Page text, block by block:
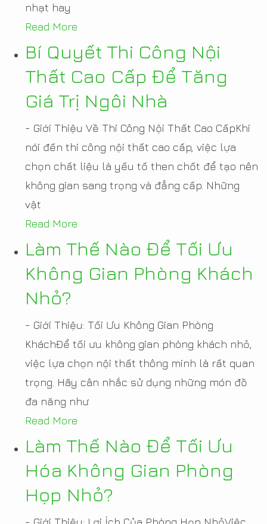
nhạt hay
Read More
Bí Quyết Thi Công Nội
Thất Cao Cấp Để Tăng
Giá Trị Ngôi Nhà
- Giới Thiệu Về Thi Công Nội Thất Cao CấpKhi
nói đến thi công nội thất cao cấp, việc lựa
chọn chất liệu là yếu tố then chốt để tạo nên
không gian sang trọng và đẳng cấp. Những
vật
Read More
Làm Thế Nào Để Tối Ưu
Không Gian Phòng Khách
Nhỏ?
- Giới Thiệu: Tối Ưu Không Gian Phòng
KháchĐể tối ưu không gian phòng khách nhỏ,
việc lựa chọn nội thất thông minh là rất quan
trọng. Hãy cân nhắc sử dụng những món đồ
đa năng như
Read More
Làm Thế Nào Để Tối Ưu
Hóa Không Gian Phòng
Họp Nhỏ?